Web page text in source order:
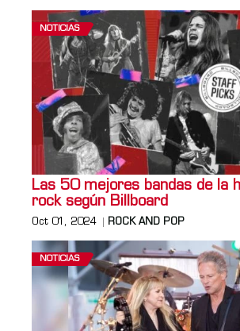
NOTICIAS
Las 50 mejores bandas de la
rock según Billboard
Oct 01, 2024 ROCK AND POP
NOTICIAS